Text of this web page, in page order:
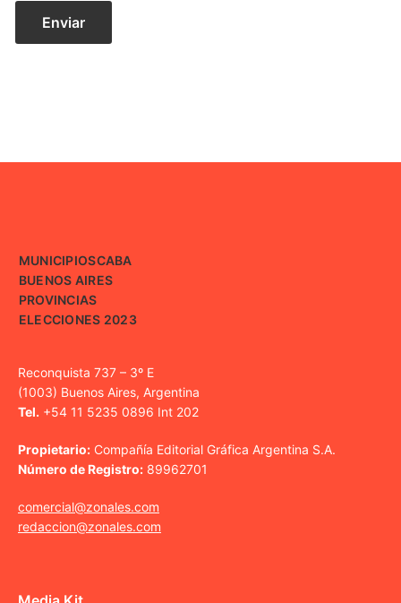
MUNICIPIOSCABA
BUENOS AIRES
PROVINCIAS
ELECCIONES 2023
Reconquista 737 – 3º E
(1003) Buenos Aires, Argentina
Tel. +54 11 5235 0896 Int 202
Propietario: Compañía Editorial Gráfica Argentina S.A.
Número de Registro: 89962701
comercial@zonales.com
redaccion@zonales.com